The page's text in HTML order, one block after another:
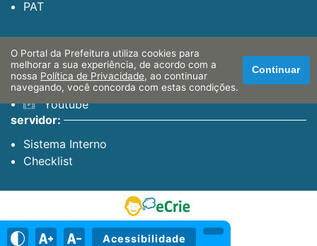
Acessibilidade
PAT
Facebook
Instagram
Youtube
servidor:
Sistema Interno
Checklist
O Portal da Prefeitura utiliza cookies para
melhorar a sua experiência, de acordo com a
nossa Política de Privacidade, ao continuar
navegando, você concorda com estas condições.
Continuar